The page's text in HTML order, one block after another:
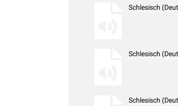
Schlesisch
Schlesisch
Schlesisch